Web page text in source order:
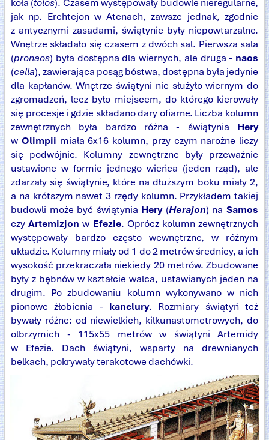
koła (tolos). Czasem występowały budowle nieregularne,
jak np. Erchtejon w Atenach, zawsze jednak, zgodnie
z antycznymi zasadami, świątynie były niepowtarzalne.
Wnętrze składało się czasem z dwóch sal. Pierwsza sala
(pronaos) była dostępna dla wiernych, ale druga - naos
(cella), zawierająca posąg bóstwa, dostępna była jedynie
dla kapłanów. Wnętrze świątyni nie służyło wiernym do
zgromadzeń, lecz było miejscem, do którego kierowały
się procesje i gdzie składano dary ofiarne. Liczba kolumn
zewnętrznych była bardzo różna - świątynia Hery
w Olimpii miała 6x16 kolumn, przy czym narożne liczy
się podwójnie. Kolumny zewnętrzne były przeważnie
ustawione w formie jednego wieńca (jeden rząd), ale
zdarzały się świątynie, które na dłuższym boku miały 2,
a na krótszym nawet 3 rzędy kolumn. Przykładem takiej
budowli może być świątynia Hery(Herajon) naSamos
czyArtemizjon w Efezie. Oprócz kolumn zewnętrznych
występowały bardzo często wewnętrzne, w różnym
układzie. Kolumny miały od 1 do 2 metrów średnicy, a ich
wysokość przekraczała niekiedy 20 metrów. Zbudowane
były z bębnów w kształcie walca, ustawianych jeden na
drugim. Po zbudowaniu kolumn wykonywano w nich
pionowe żłobienia - kanelury. Rozmiary świątyń też
bywały różne: od niewielkich, kilkunastometrowych, do
olbrzymich - 115x55 metrów w świątyni Artemidy
w Efezie. Dach świątyni, wsparty na drewnianych
belkach, pokrywały terakotowe dachówki.